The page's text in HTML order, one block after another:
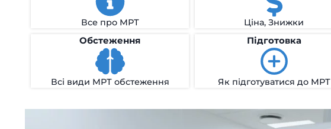
Все про МРТ Ціна, Знижки
Обстеження
Всі види МРТ обстеження
Підготовка
Як підготуватися до МРТ